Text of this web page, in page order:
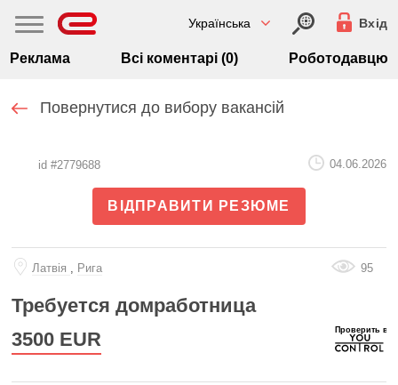
Українська Вхід
Реклама Всі коментарі (0) Роботодавцю
Повернутися до вибору вакансій
id #2779688 04.06.2026
ВІДПРАВИТИ РЕЗЮМЕ
Латвiя , Рига 95
Требуется домработница
3500 EUR